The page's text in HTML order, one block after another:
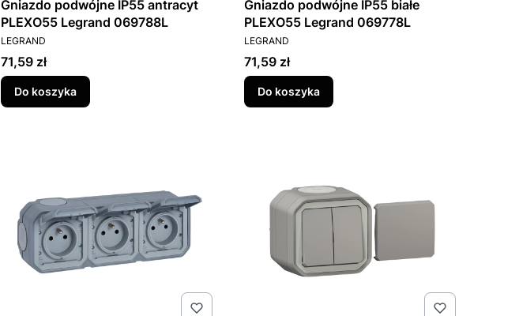
Gniazdo podwójne IP55 antracyt
PLEXO55 Legrand 069788L
PRODUCENT
LEGRAND
Cena
71,59 zł
Do koszyka
Gniazdo podwójne IP55 białe
PLEXO55 Legrand 069778L
PRODUCENT
LEGRAND
Cena
71,59 zł
Do koszyka